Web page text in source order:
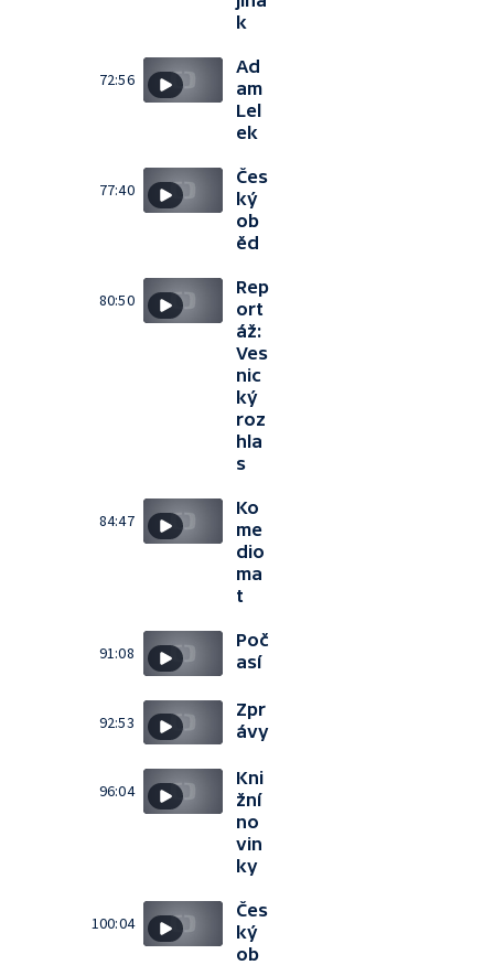
k
72:56
Ad
am
Lel
ek
77:40
Čes
ký
ob
ěd
80:50
Rep
ort
áž:
Ves
nic
ký
roz
hla
s
84:47
Ko
me
dio
ma
t
91:08
Poč
así
92:53
Zpr
ávy
96:04
Kni
žní
no
vin
ky
100:04
Čes
ký
ob